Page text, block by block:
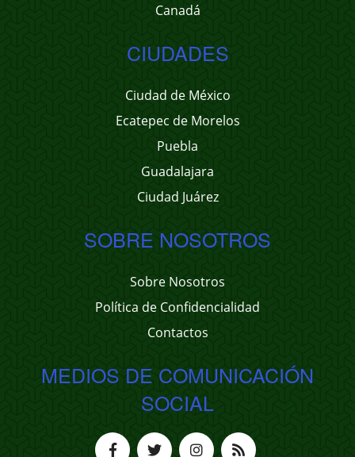
Canadá
CIUDADES
Ciudad de México
Ecatepec de Morelos
Puebla
Guadalajara
Ciudad Juárez
SOBRE NOSOTROS
Sobre Nosotros
Política de Confidencialidad
Contactos
MEDIOS DE COMUNICACIÓN
SOCIAL